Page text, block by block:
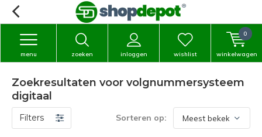
zoeken inloggen
menu wishlist winkelwagen
0
Zoekresultaten voor volgnummersysteem
digitaal
Filters Sorteren op: